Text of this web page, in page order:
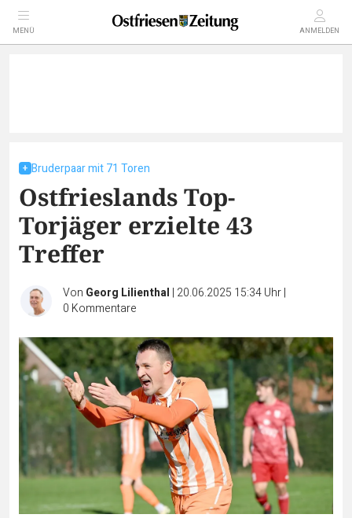
MENÜ ANMELDEN
Bruderpaar mit 71 Toren
Ostfrieslands Top-
Torjäger erzielte 43
Treffer
Von Georg Lilienthal | 20.06.2025 15:34 Uhr|
0 Kommentare